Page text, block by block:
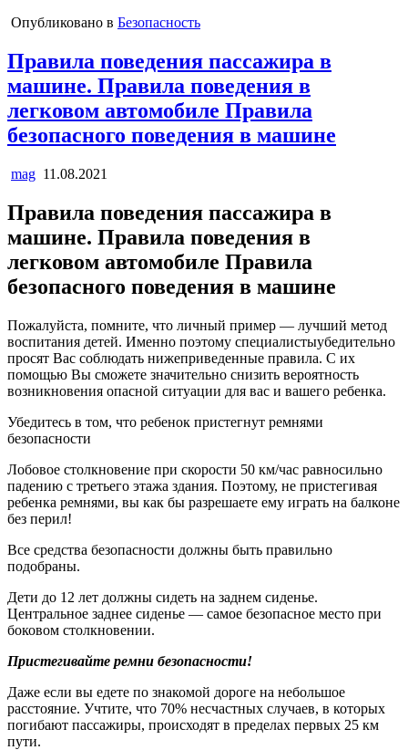
Опубликовано в Безопасность
Правила поведения пассажира в
машине. Правила поведения в
легковом автомобиле Правила
безопасного поведения в машине
mag 11.08.2021
Правила поведения пассажира в
машине. Правила поведения в
легковом автомобиле Правила
безопасного поведения в машине
Пожалуйста, помните, что личный пример — лучший метод
воспитания детей. Именно поэтому специалистыубедительно
просят Вас соблюдать нижеприведенные правила. С их
помощью Вы сможете значительно снизить вероятность
возникновения опасной ситуации для вас и вашего ребенка.
Убедитесь в том, что ребенок пристегнут ремнями
безопасности
Лобовое столкновение при скорости 50 км/час равносильно
падению с третьего этажа здания. Поэтому, не пристегивая
ребенка ремнями, вы как бы разрешаете ему играть на балконе
без перил!
Все средства безопасности должны быть правильно
подобраны.
Дети до 12 лет должны сидеть на заднем сиденье.
Центральное заднее сиденье — самое безопасное место при
боковом столкновении.
Пристегивайте ремни безопасности!
Даже если вы едете по знакомой дороге на небольшое
расстояние. Учтите, что 70% несчастных случаев, в которых
погибают пассажиры, происходят в пределах первых 25 км
пути.